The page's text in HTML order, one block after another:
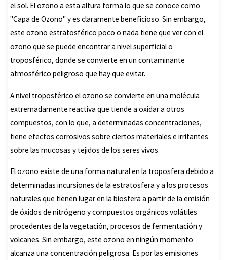
el sol. El ozono a esta altura forma lo que se conoce como
"Capa de Ozono" y es claramente beneficioso. Sin embargo,
este ozono estratosférico poco o nada tiene que ver con el
ozono que se puede encontrar a nivel superficial o
troposférico, donde se convierte en un contaminante
atmosférico peligroso que hay que evitar.
A nivel troposférico el ozono se convierte en una molécula
extremadamente reactiva que tiende a oxidar a otros
compuestos, con lo que, a determinadas concentraciones,
tiene efectos corrosivos sobre ciertos materiales e irritantes
sobre las mucosas y tejidos de los seres vivos.
El ozono existe de una forma natural en la troposfera debido a
determinadas incursiones de la estratosfera y a los procesos
naturales que tienen lugar en la biosfera a partir de la emisión
de óxidos de nitrógeno y compuestos orgánicos volátiles
procedentes de la vegetación, procesos de fermentación y
volcanes. Sin embargo, este ozono en ningún momento
alcanza una concentración peligrosa. Es por las emisiones